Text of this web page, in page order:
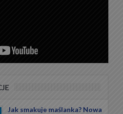
Jak smakuje maślanka? Nowa